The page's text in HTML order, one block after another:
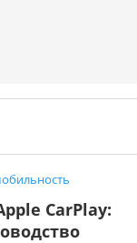
CarPlay: